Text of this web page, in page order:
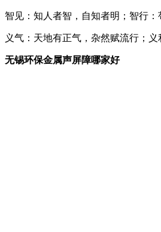
智见：知人者智，自知者明；智行
义气：天地有正气，杂然赋流行；
无锡环保金属声屏障哪家好